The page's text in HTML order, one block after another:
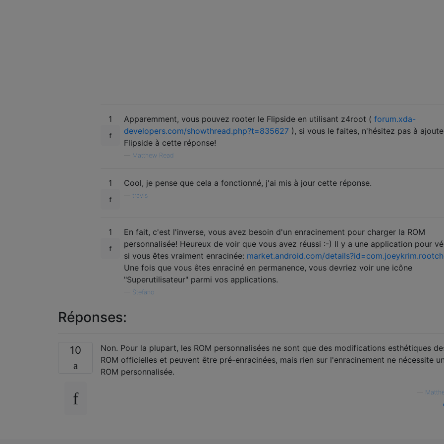
1 Apparemment, vous pouvez rooter le Flipside en utilisant z4root ( forum.xda-
developers.com/showthread.php?t=835627 ), si vous le faites, n'hésitez pas à
Flipside à cette réponse!
Matthew Read
1 Cool, je pense que cela a fonctionné, j'ai mis à jour cette réponse.
travis
1
En fait, c'est l'inverse, vous avez besoin d'un enracinement pour charger la ROM
personnalisée! Heureux de voir que vous avez réussi :-) Il y a une application pour
si vous êtes vraiment enracinée: market.android.com/
Une fois que vous êtes enraciné en permanence, vous devriez voir une icône
"Superutilisateur" parmi vos applications.
Stefano
Réponses:
10
Non. Pour la plupart, les ROM personnalisées ne sont que des modifications esthétiques
ROM officielles et peuvent être pré-enracinées, mais rien sur l'enracinement ne nécessite
ROM personnalisée.